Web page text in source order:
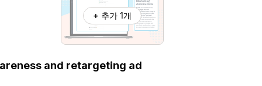
+ 추가 1개
and retargeting ad